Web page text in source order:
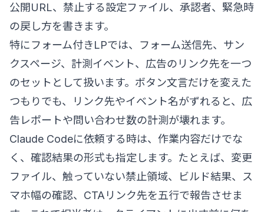
公開URL、禁止する設定ファイル、承認者、緊急時
の戻し方を書きます。
特にフォーム付きLPでは、フォーム送信先、サン
クスページ、計測イベント、広告のリンク先を一つ
のセットとして扱います。ボタン文言だけを変えた
つもりでも、リンク先やイベント名がずれると、広
告レポートや問い合わせ数の計測が壊れます。
Claude Codeに依頼する時は、作業内容だけでな
く、確認結果の形式も指定します。たとえば、変更
ファイル、触っていない禁止領域、ビルド結果、ス
マホ幅の確認、CTAリンク先を五行で報告させま